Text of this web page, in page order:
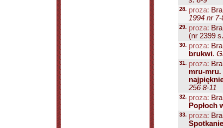
28. proza:
1994 nr
29. proza:
(nr 2399
30. proza:
brukwi.
31. proza:
mru-mru.
256 8-11
32. proza:
Popłoch
33. proza: